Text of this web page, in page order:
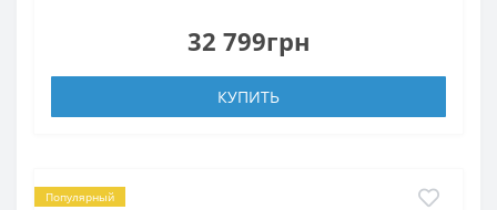
32 799грн
КУПИТЬ
Популярный